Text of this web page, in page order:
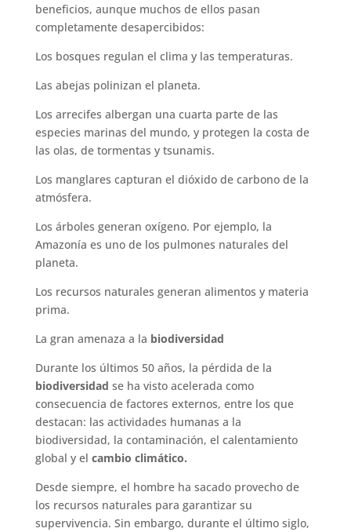
beneficios, aunque muchos de ellos pasan
completamente desapercibidos:
Los bosques regulan el clima y las temperaturas.
Las abejas polinizan el planeta.
Los arrecifes albergan una cuarta parte de las
especies marinas del mundo, y protegen la costa de
las olas, de tormentas y tsunamis.
Los manglares capturan el dióxido de carbono de la
atmósfera.
Los árboles generan oxígeno. Por ejemplo, la
Amazonía es uno de los pulmones naturales del
planeta.
Los recursos naturales generan alimentos y materia
prima.
La gran amenaza a la biodiversidad
Durante los últimos 50 años, la pérdida de la
biodiversidad se ha visto acelerada como
consecuencia de factores externos, entre los que
destacan: las actividades humanas a la
biodiversidad, la contaminación, el calentamiento
global y el cambio climático.
Desde siempre, el hombre ha sacado provecho de
los recursos naturales para garantizar su
supervivencia. Sin embargo, durante el último siglo,